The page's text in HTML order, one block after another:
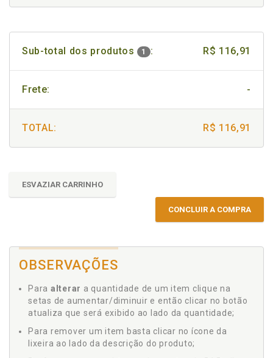
Sub-total dos produtos 1 : R$ 116,91
Frete: -
TOTAL: R$ 116,91
ESVAZIAR CARRINHO
CONCLUIR A COMPRA
OBSERVAÇÕES
Para alterar a quantidade de um item clique na
setas de aumentar/diminuir e então clicar no botão
atualiza que será exibido ao lado da quantidade;
Para remover um item basta clicar no ícone da
lixeira ao lado da descrição do produto;